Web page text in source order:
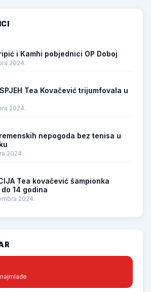
i Kamhi pobjednici OP Doboj
2024.
Tea Kovačević trijumfovala u
2024.
nepogoda bez tenisa u
2024.
Tea kovačević šampionka
do 14 godina
2024.